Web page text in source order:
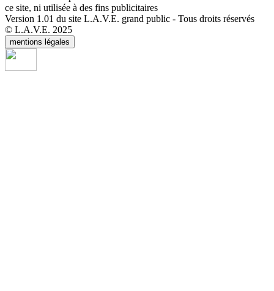
ce site, ni utilisée à des fins publicitaires
Version 1.01 du site L.A.V.E. grand public - Tous droits réservés
© L.A.V.E. 2025
mentions légales